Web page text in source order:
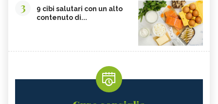
3
9 cibi salutari con un alto
contenuto di...